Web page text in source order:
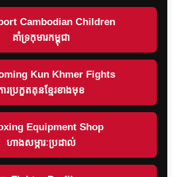
Cambodian Children
គាំទ្រកុមារកម្ពុជា
Kun Khmer Fights
ារប្រកួតគុនខ្មែរខាងមុខ
Equipment Shop
ហាងសម្ភារៈប្រដាល់